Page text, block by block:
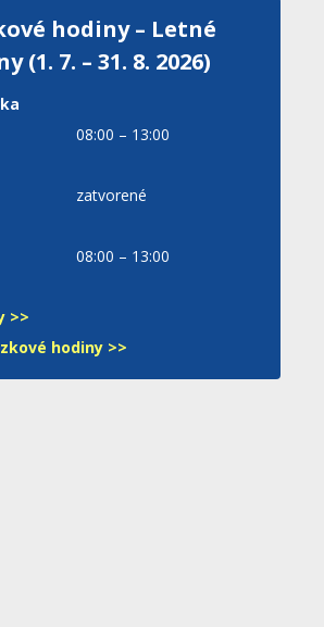
hodiny – Letné
(1. 7. – 31. 8. 2026)
08:00 – 13:00
zatvorené
08:00 – 13:00
>>
hodiny >>